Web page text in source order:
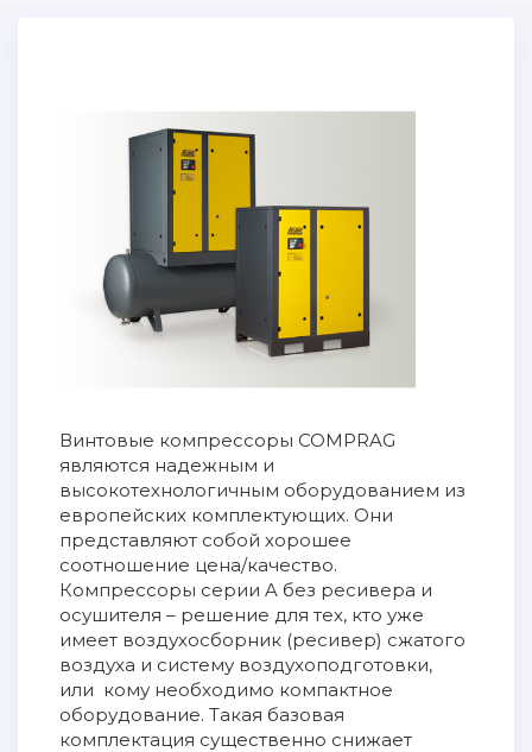
Винтовые компрессоры COMPRAG
являются надежным и
высокотехнологичным оборудованием из
европейских комплектующих. Они
представляют собой хорошее
соотношение цена/качество.
Компрессоры серии A без ресивера и
осушителя – решение для тех, кто уже
имеет воздухосборник (ресивер) сжатого
воздуха и систему воздухоподготовки,
или кому необходимо компактное
оборудование. Такая базовая
комплектация существенно снижает